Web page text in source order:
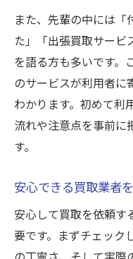
また、先輩の中には「
た」「出張買取サービ
を語る方も多いです。
のサービスが利用者に
わかります。初めて利
流れや注意点を事前に
す。
安心できる買取業者
安心して買取を依頼す
要です。まずチェック